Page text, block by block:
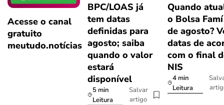
Acesse o canal
gratuito
meutudo.notícias
BPC/LOAS já
tem datas
definidas para
agosto; saiba
quando o valor
estará
disponível
5 min
Leitura
Salvar
artigo
Quando
o Bolsa
de agosto?
datas de
com o final
NIS
4 min
Leitura